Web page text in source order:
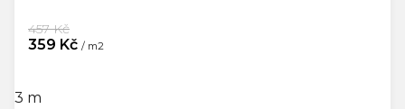
359 Kč / m2
457 Kč
3 m